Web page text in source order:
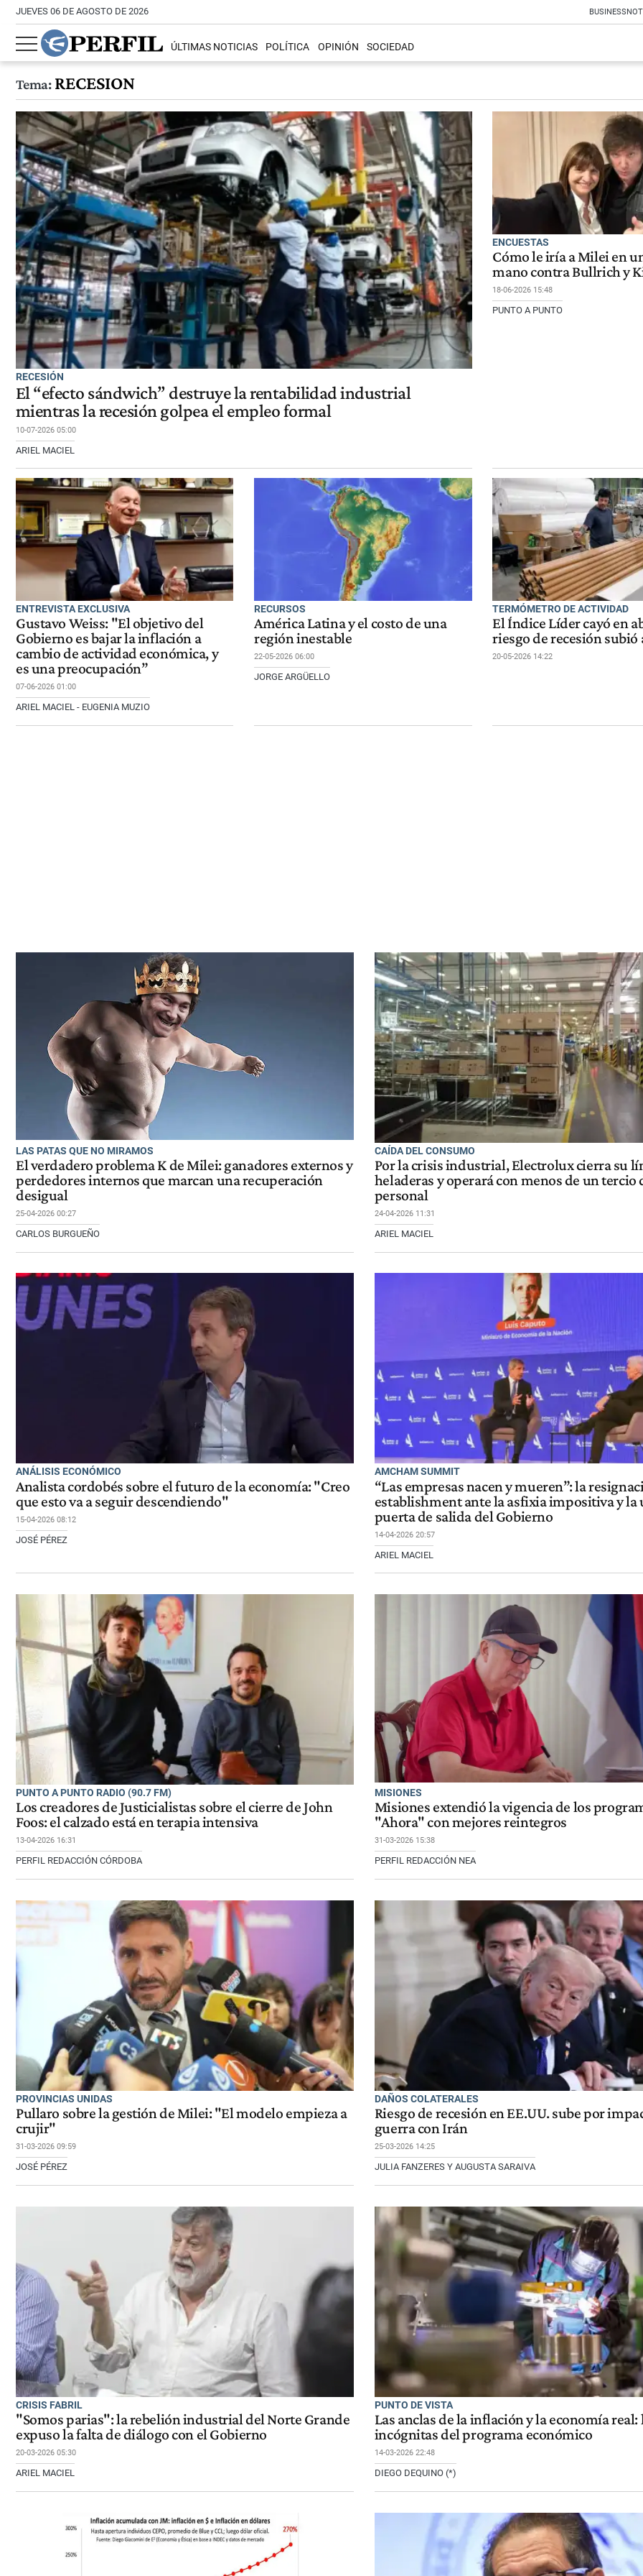
JUEVES 06 DE AGOSTO DE 2026 BUSINESS
ÚLTIMAS NOTICIAS POLÍTICA OPINIÓN SOCIEDAD
Tema:RECESION
RECESIÓN
El “efecto sándwich” destruye la rentabilidad industrial
mientras la recesión golpea el empleo formal
10-07-2026 05:00
ARIEL MACIEL
ENCUESTAS
Cómo le iría a Milei en
mano contra Bullrich y
18-06-2026 15:48
PUNTO A PUNTO
ENTREVISTA EXCLUSIVA
Gustavo Weiss: "El objetivo del
Gobierno es bajar la inflación a
cambio de actividad económica, y
es una preocupación”
07-06-2026 01:00
ARIEL MACIEL - EUGENIA MUZIO
RECURSOS
América Latina y el costo de una
región inestable
22-05-2026 06:00
JORGE ARGÜELLO
TERMÓMETRO DE ACTIVIDAD
El Índice Líder cayó en
riesgo de recesión subió
20-05-2026 14:22
LAS PATAS QUE NO MIRAMOS
El verdadero problema K de Milei: ganadores externos y
perdedores internos que marcan una recuperación
desigual
25-04-2026 00:27
CARLOS BURGUEÑO
CAÍDA DEL CONSUMO
Por la crisis industrial, Electrolux cierra su
heladeras y operará con menos de un tercio
personal
24-04-2026 11:31
ARIEL MACIEL
ANÁLISIS ECONÓMICO
Analista cordobés sobre el futuro de la economía: "Creo
que esto va a seguir descendiendo"
15-04-2026 08:12
JOSÉ PÉREZ
AMCHAM SUMMIT
“Las empresas nacen y mueren”: la
establishment ante la asfixia impositiva y la
puerta de salida del Gobierno
14-04-2026 20:57
ARIEL MACIEL
PUNTO A PUNTO RADIO (90.7 FM)
Los creadores de Justicialistas sobre el cierre de John
Foos: el calzado está en terapia intensiva
13-04-2026 16:31
PERFIL REDACCIÓN CÓRDOBA
MISIONES
Misiones extendió la vigencia de los
"Ahora" con mejores reintegros
31-03-2026 15:38
PERFIL REDACCIÓN NEA
PROVINCIAS UNIDAS
Pullaro sobre la gestión de Milei: "El modelo empieza a
crujir"
31-03-2026 09:59
JOSÉ PÉREZ
DAÑOS COLATERALES
Riesgo de recesión en EE.UU. sube por
guerra con Irán
25-03-2026 14:25
JULIA FANZERES Y AUGUSTA SARAIVA
CRISIS FABRIL
"Somos parias": la rebelión industrial del Norte Grande
expuso la falta de diálogo con el Gobierno
20-03-2026 05:30
ARIEL MACIEL
PUNTO DE VISTA
Las anclas de la inflación y la economía real:
incógnitas del programa económico
14-03-2026 22:48
DIEGO DEQUINO (*)